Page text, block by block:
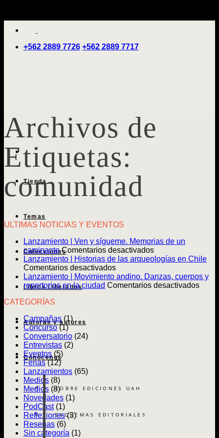
+562 2889 7726 +562 2889 7717
Tienda
Temas
Colecciones
Libros Liberados
Autoras y autores
Conócenos
SOBRE EDICIONES UAH
ESQUEMAS EDITORIALES
Archivos de
Etiquetas:
comunidad
ULTIMAS NOTICIAS Y EVENTOS
Lanzamiento | Ven y sígueme. Memorias de un
caminante Comentarios desactivadosen
Lanzamiento
Ven
y
Lanzamiento | Historias de las arqueologías en Chile
Comentarios desactivadosen
Lanzamiento
|
Lanzamiento | Movimiento andino. Danzas, cuerpos y
repertorios en la ciudad Comentarios desactivadosen
CATEGORÍAS
Campañas (1)
Concurso(1)
Conversatorio (24)
Entrevistas (2)
Eventos (5)
Ferias(12)
Lanzamientos (65)
Medios (8)
Medios (8)
Novedades (1)
PodCast(1)
Reflexiones(3)
Reseñas (6)
Sin categoría (1)